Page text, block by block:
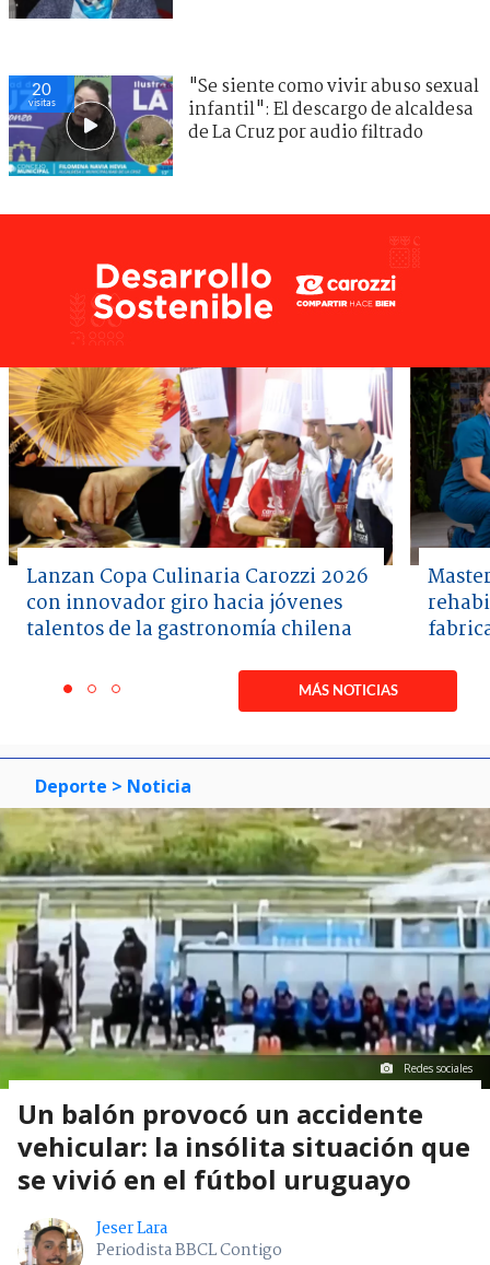
20
visitas
"Se siente como vivir abuso sexual
infantil": El descargo de alcaldesa
de La Cruz por audio filtrado
Lanzan Copa Culinaria Carozzi 2026
con innovador giro hacia jóvenes
talentos de la gastronomía chilena
itemitemitem
MÁS NOTICIAS
Deporte > Noticia
Redes sociales
Un balón provocó un accidente
vehicular: la insólita situación que
se vivió en el fútbol uruguayo
Jeser Lara
Periodista BBCL Contigo